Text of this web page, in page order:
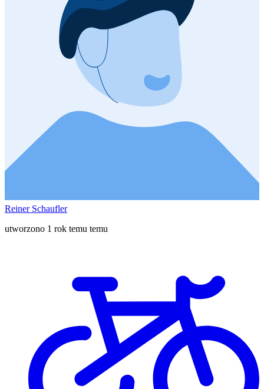
Reiner Schaufler
utworzono 1 rok temu temu